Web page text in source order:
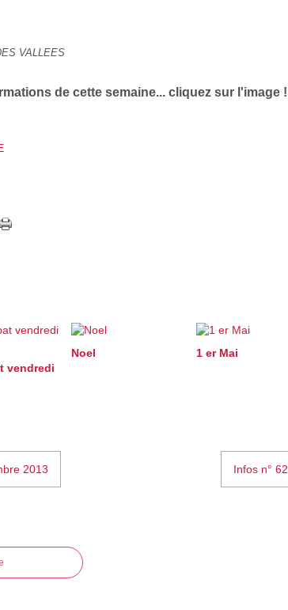
VALLEES
de cette semaine... cliquez sur l'image !
vendredi
Noel 1 er Mai
2013 Infos n° 62